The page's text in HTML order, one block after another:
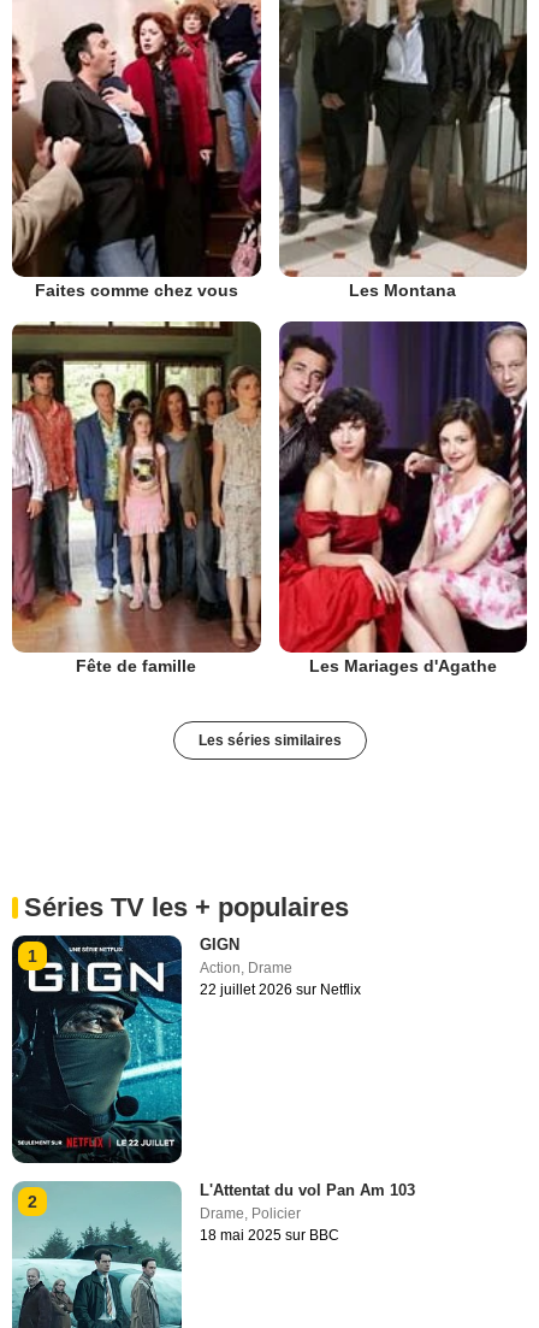
Faites comme chez vous Les Montana
Fête de famille Les Mariages d'Agathe
Les séries similaires
Séries TV les + populaires
1
GIGN
Action, Drame
22 juillet 2026 sur Netflix
2
L'Attentat du vol Pan Am 103
Drame Policier
18 mai 2025 sur BBC